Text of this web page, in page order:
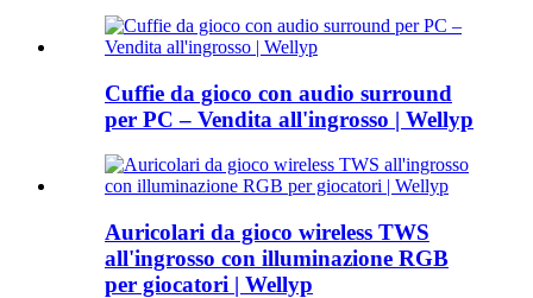
Cuffie da gioco con audio surround
per PC – Vendita all'ingrosso | Wellyp
Auricolari da gioco wireless TWS
all'ingrosso con illuminazione RGB
per giocatori | Wellyp